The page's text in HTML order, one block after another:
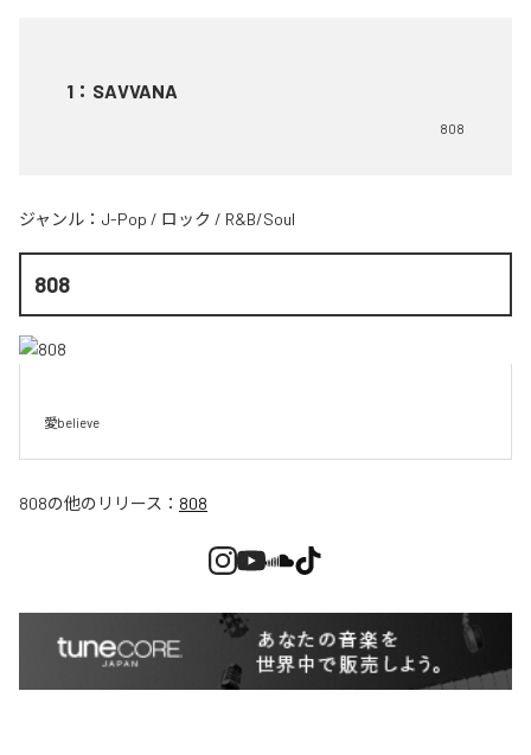
1 ： SAVVANA
808
ジャンル： J-Pop / ロック / R&B/Soul
808
愛believe
808の他のリリース： 808